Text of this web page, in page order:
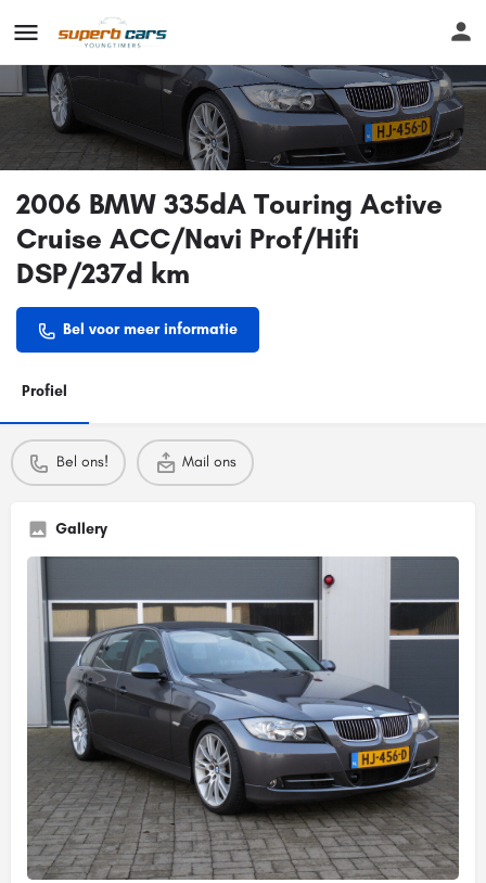
2006 BMW 335dA Touring Active
Cruise ACC/Navi Prof/Hifi
DSP/237d km
Bel voor meer informatie
Profiel
Bel ons! Mail ons
Gallery